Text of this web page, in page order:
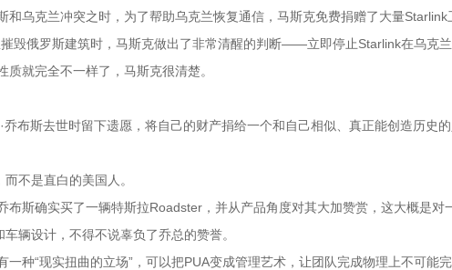
和乌克兰冲突之时，为了帮助乌克兰恢复通信，马斯克免费捐赠了大量Starlink
毁俄罗斯建筑时，马斯克做出了非常清醒的判断——立即停止Starlink在乌克
就完全不一样了，马斯克很清楚。
布斯去世时留下遗愿，将自己的财产捐给一个和自己相似、真正能创造历史
不是直白的美国人。
布斯确实买了一辆特斯拉Roadster，并从产品角度对其大加赞赏，这大概是对
辆设计，不得不说辜负了乔总的赞誉。
种“现实扭曲的立场”，可以把PUA变成管理艺术，让团队完成物理上不可能